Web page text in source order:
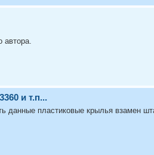
автора.
и т.п...
данные пластиковые крылья взамен